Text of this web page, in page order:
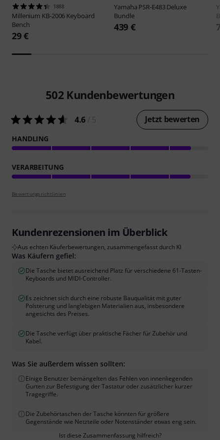
1888
Millenium KB-2006 Keyboard
Bench
29 €
Yamaha PSR-E483 Deluxe
Bundle
439 €
502 Kundenbewertungen
4.6 Jetzt bewerten
HANDLING
VERARBEITUNG
Bewertungsrichtlinien
Kundenrezensionen im Überblick
Aus echten Käuferbewertungen, zusammengefasst durch KI
Was Käufern gefiel:
Die Tasche bietet ausreichend Platz für verschiedene 61-Tasten-
Keyboards und MIDI-Controller.
Es zeichnet sich durch eine robuste Bauqualität mit guter
Polsterung und langlebigen Materialien aus, insbesondere
angesichts des Preises.
Die Tasche verfügt über praktische Fächer für Zubehör und
Kabel.
Was Sie außerdem wissen sollten:
Einige Benutzer bemängelten das Fehlen von innenliegenden
Gurten zur Befestigung der Tastatur oder zusätzlicher kurzer
Tragegriffe.
Die Zubehörtaschen der Tasche könnten für größere
Gegenstände wie Netzteile oder Notenständer etwas eng sein.
Ist diese Zusammenfassung hilfreich?